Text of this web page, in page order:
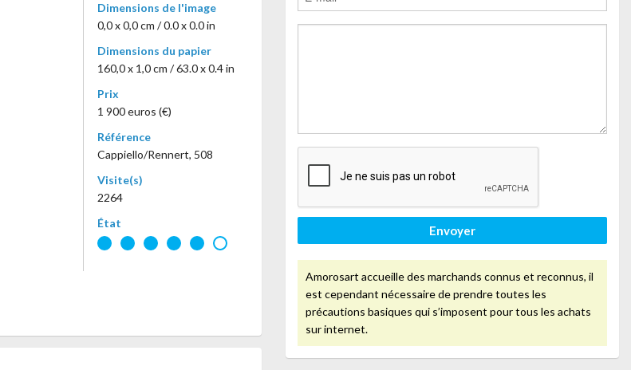
Dimensions de l'image
0,0 x 0,0 cm / 0.0 x 0.0 in
Dimensions du papier
160,0 x 1,0 cm / 63.0 x 0.4 in
Prix
1 900 euros (€)
Référence
Cappiello/Rennert, 508
Visite(s)
2264
État
Envoyer
Amorosart accueille des marchands connus et reconnus, il
est cependant nécessaire de prendre toutes les
précautions basiques qui s’imposent pour tous les achats
sur internet.